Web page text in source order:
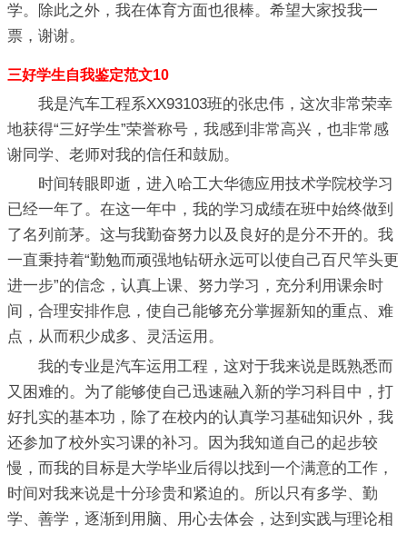
学。除此之外，我在体育方面也很棒。希望大家投我一
票，谢谢。
三好学生自我鉴定范文10
我是汽车工程系XX93103班的张忠伟，这次非常荣幸
地获得“三好学生”荣誉称号，我感到非常高兴，也非常感
谢同学、老师对我的信任和鼓励。
时间转眼即逝，进入哈工大华德应用技术学院校学习
已经一年了。在这一年中，我的学习成绩在班中始终做到
了名列前茅。这与我勤奋努力以及良好的是分不开的。我
一直秉持着“勤勉而顽强地钻研永远可以使自己百尺竿头更
进一步”的信念，认真上课、努力学习，充分利用课余时
间，合理安排作息，使自己能够充分掌握新知的重点、难
点，从而积少成多、灵活运用。
我的专业是汽车运用工程，这对于我来说是既熟悉而
又困难的。为了能够使自己迅速融入新的学习科目中，打
好扎实的基本功，除了在校内的认真学习基础知识外，我
还参加了校外实习课的补习。因为我知道自己的起步较
慢，而我的目标是大学毕业后得以找到一个满意的工作，
时间对我来说是十分珍贵和紧迫的。所以只有多学、勤
学、善学，逐渐到用脑、用心去体会，达到实践与理论相